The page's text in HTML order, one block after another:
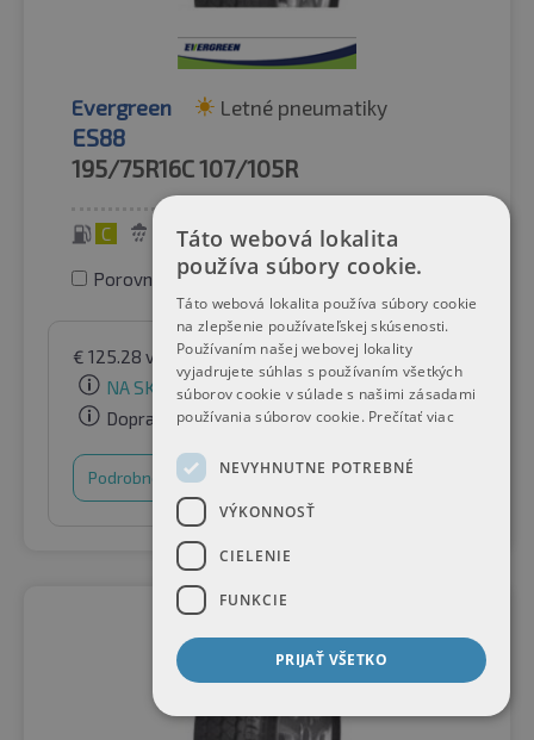
Evergreen Letné pneumatiky
ES88
195/75R16C107/105R
C 72 dB
Porovnať pneumatiky
€ 125.28 vrátane DPHpodľa Raifen Paket GmbH
NA SKLADE
Doprava zadarmo
Podrobnosti Nákupný košík
Táto webová lokalita
používa súbory cookie.
Táto webová lokalita používa súbory cookie
na zlepšenie používateľskej skúsenosti.
Používaním našej webovej lokality
vyjadrujete súhlas s používaním všetkých
súborov cookie v súlade s našimi zásadami
používania súborov cookie. Prečítať viac
NEVYHNUTNE POTREBNÉ
VÝKONNOSŤ
CIELENIE
FUNKCIE
PRIJAŤ VŠETKO